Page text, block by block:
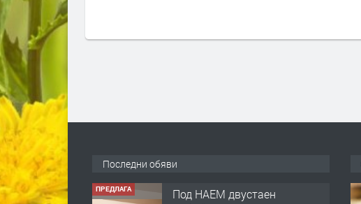
Последни обявиПод НАЕМ двустаен